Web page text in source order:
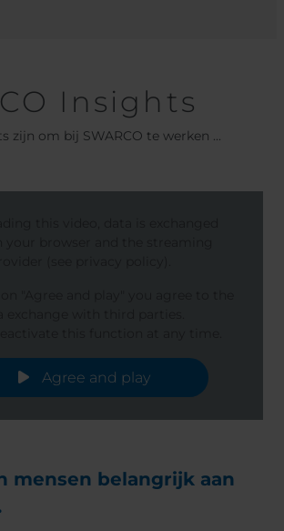
Insights
zijn om bij SWARCO te werken ...
Agree and play
mensen belangrijk aan